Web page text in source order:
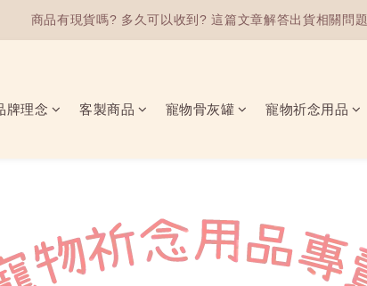
商品有現貨嗎? 多久可以收到? 這篇文章解答出貨相關問題
商品有現貨嗎? 多久可以收到? 這篇文章解答出貨相關問題
商品有現貨嗎? 多久可以收到? 這篇文章解答出貨相關問題
牌理念 客製商品 寵物骨灰罐 寵物祈念用品